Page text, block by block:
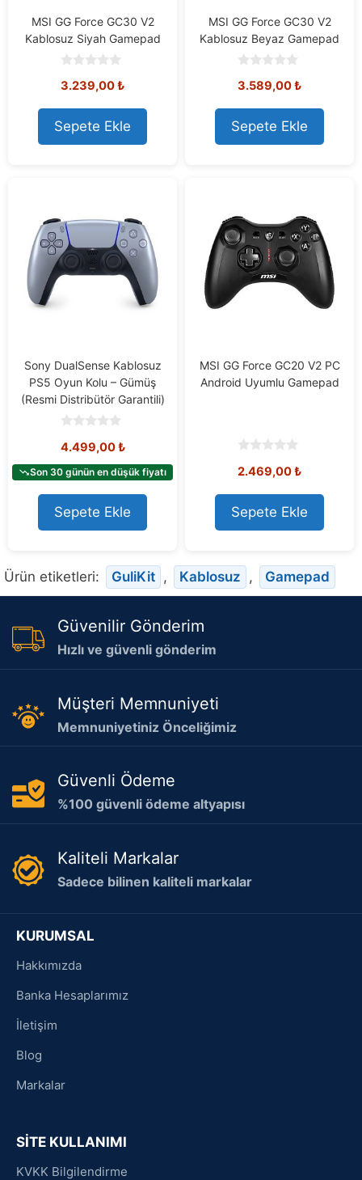
MSI GG Force GC30 V2
Kablosuz Siyah Gamepad
o
t
o
f
5
3.239,00₺
Sepete Ekle
MSI GG Force GC30 V2
Kablosuz Beyaz Gamepad
o
t
o
f
5
3.589,00₺
Sepete Ekle
Sony DualSense Kablosuz
PS5 Oyun Kolu – Gümüş
(Resmi Distribütör Garantili)
o
t
o
f
5
4.499,00₺
Son 30 günün en düşük fiyatı
Sepete Ekle
MSI GG Force GC20 V2 PC
Android Uyumlu Gamepad
o
t
o
f
5
2.469,00₺
Sepete Ekle
Ürün etiketleri: GuliKit , Kablosuz , Gamepad
Güvenilir Gönderim
Hızlı ve güvenli gönderim
Müşteri Memnuniyeti
Memnuniyetiniz Önceliğimiz
Güvenli Ödeme
%100 güvenli ödeme altyapısı
Kaliteli Markalar
Sadece bilinen kaliteli markalar
KURUMSAL
Hakkımızda
Banka Hesaplarımız
İletişim
Blog
Markalar
SİTE KULLANIMI
KVKK Bilgilendirme